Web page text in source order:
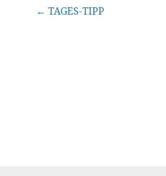
Beitragsnavigation
← TAGES-TIPP